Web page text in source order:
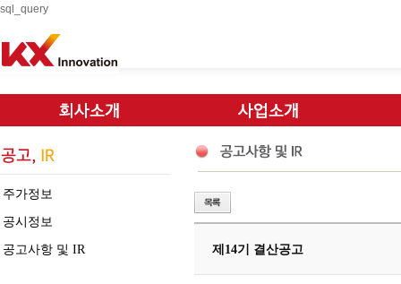
sql_query
주가정보
공시정보
공고사항 및 IR 제14기 결산공고